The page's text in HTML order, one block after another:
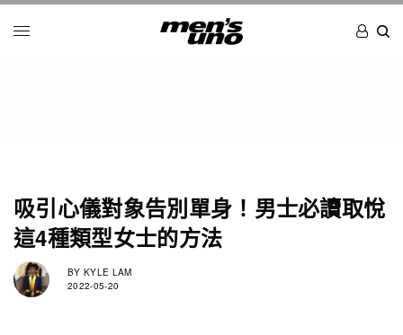
吸引心儀對象告別單身！男士必讀取悅
這4種類型女士的方法
BY KYLE LAM
2022-05-20